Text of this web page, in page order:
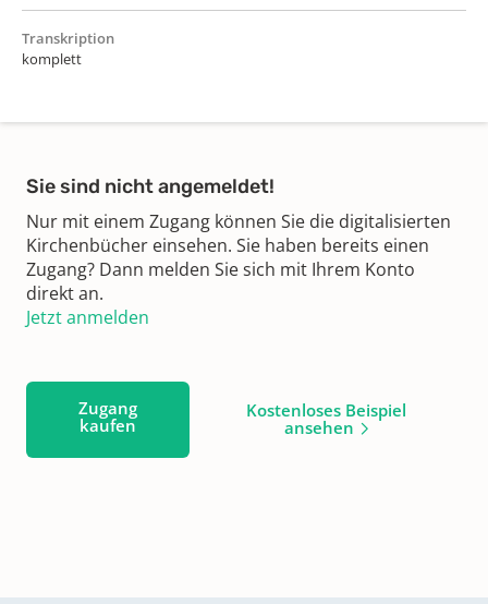
Transkription
komplett
Sie sind nicht angemeldet!
Nur mit einem Zugang können Sie die digitalisierten
Kirchenbücher einsehen. Sie haben bereits einen
Zugang? Dann melden Sie sich mit Ihrem Konto
direkt an.
Jetzt anmelden
Zugang
kaufen
Kostenloses Beispiel
ansehen